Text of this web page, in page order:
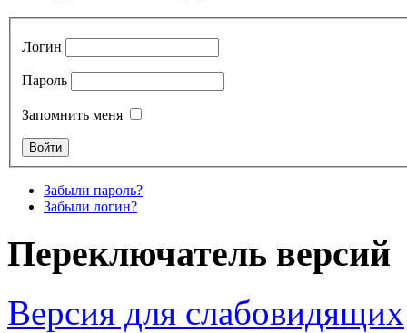
Логин
Пароль
Запомнить меня
Забыли пароль?
Забыли логин?
Переключатель версий
Версия для слабовидящих